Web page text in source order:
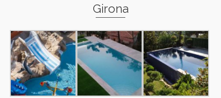
Girona